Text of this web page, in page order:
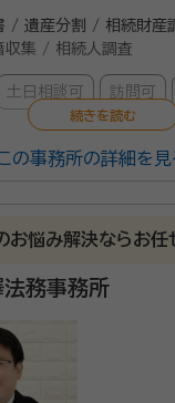
/ 遺産分割 / 相続財産
集 / 相続人調査
土日相談可 訪問可
4月 サンヨー食品(
本部、 営業企画本部、
所 等を歴任 ■2007
ンドにて 全ノウハウセミ
（7月、Microsoft社
群馬県行政書士会登録
年3月 申請取次資格取得
：
32年間勤務した後、
の事務所の詳細を見
お悩み解決ならお任
務事務所